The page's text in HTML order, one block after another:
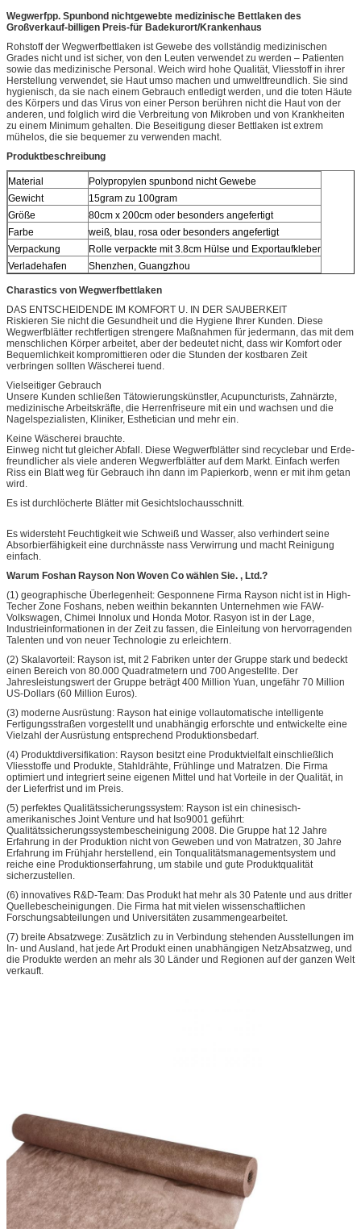
Wegwerfpp. Spunbond nichtgewebte medizinische Bettlaken des
Großverkauf-billigen Preis-für Badekurort/Krankenhaus
Rohstoff der Wegwerfbettlaken ist Gewebe des vollständig medizinischen
Grades nicht und ist sicher, von den Leuten verwendet zu werden – Patienten
sowie das medizinische Personal. Weich wird hohe Qualität, Vliesstoff in ihrer
Herstellung verwendet, sie Haut umso machen und umweltfreundlich. Sie sind
hygienisch, da sie nach einem Gebrauch entledigt werden, und die toten Häute
des Körpers und das Virus von einer Person berühren nicht die Haut von der
anderen, und folglich wird die Verbreitung von Mikroben und von Krankheiten
zu einem Minimum gehalten. Die Beseitigung dieser Bettlaken ist extrem
mühelos, die sie bequemer zu verwenden macht.
Produktbeschreibung
Material
Polypropylen spunbond nicht Gewebe
Gewicht
15gram zu 100gram
Größe
80cm x 200cm oder besonders angefertigt
Farbe
weiß, blau, rosa oder besonders angefertigt
Verpackung
Rolle verpackte mit 3.8cm Hülse und Exportaufkleber
Verladehafen
Shenzhen, Guangzhou
Charastics von Wegwerfbettlaken
DAS ENTSCHEIDENDE IM KOMFORT U. IN DER SAUBERKEIT
Riskieren Sie nicht die Gesundheit und die Hygiene Ihrer Kunden. Diese
Wegwerfblätter rechtfertigen strengere Maßnahmen für jedermann, das mit dem
menschlichen Körper arbeitet, aber der bedeutet nicht, dass wir Komfort oder
Bequemlichkeit kompromittieren oder die Stunden der kostbaren Zeit
verbringen sollten Wäscherei tuend.
Vielseitiger Gebrauch
Unsere Kunden schließen Tätowierungskünstler, Acupuncturists, Zahnärzte,
medizinische Arbeitskräfte, die Herrenfriseure mit ein und wachsen und die
Nagelspezialisten, Kliniker, Esthetician und mehr ein.
Keine Wäscherei brauchte.
Einweg nicht tut gleicher Abfall. Diese Wegwerfblätter sind recyclebar und Erde-
freundlicher als viele anderen Wegwerfblätter auf dem Markt. Einfach werfen
Riss ein Blatt weg für Gebrauch ihn dann im Papierkorb, wenn er mit ihm getan
wird.
Es ist durchlöcherte Blätter mit Gesichtslochausschnitt.
Es widersteht Feuchtigkeit wie Schweiß und Wasser, also verhindert seine
Absorbierfähigkeit eine durchnässte nass Verwirrung und macht Reinigung
einfach.
Warum Foshan Rayson Non Woven Co wählen Sie. , Ltd.?
(1) geographische Überlegenheit: Gesponnene Firma Rayson nicht ist in High-
Techer Zone Foshans, neben weithin bekannten Unternehmen wie FAW-
Volkswagen, Chimei Innolux und Honda Motor. Rasyon ist in der Lage,
Industrieinformationen in der Zeit zu fassen, die Einleitung von hervorragenden
Talenten und von neuer Technologie zu erleichtern.
(2) Skalavorteil: Rayson ist, mit 2 Fabriken unter der Gruppe stark und bedeckt
einen Bereich von 80.000 Quadratmetern und 700 Angestellte. Der
Jahresleistungswert der Gruppe beträgt 400 Million Yuan, ungefähr 70 Million
US-Dollars (60 Million Euros).
(3) moderne Ausrüstung: Rayson hat einige vollautomatische intelligente
Fertigungsstraßen vorgestellt und unabhängig erforschte und entwickelte eine
Vielzahl der Ausrüstung entsprechend Produktionsbedarf.
(4) Produktdiversifikation: Rayson besitzt eine Produktvielfalt einschließlich
Vliesstoffe und Produkte, Stahldrähte, Frühlinge und Matratzen. Die Firma
optimiert und integriert seine eigenen Mittel und hat Vorteile in der Qualität, in
der Lieferfrist und im Preis.
(5) perfektes Qualitätssicherungssystem: Rayson ist ein chinesisch-
amerikanisches Joint Venture und hat Iso9001 geführt:
Qualitätssicherungssystembescheinigung 2008. Die Gruppe hat 12 Jahre
Erfahrung in der Produktion nicht von Geweben und von Matratzen, 30 Jahre
Erfahrung im Frühjahr herstellend, ein Tonqualitätsmanagementsystem und
reiche eine Produktionserfahrung, um stabile und gute Produktqualität
sicherzustellen.
(6) innovatives R&D-Team: Das Produkt hat mehr als 30 Patente und aus dritter
Quellebescheinigungen. Die Firma hat mit vielen wissenschaftlichen
Forschungsabteilungen und Universitäten zusammengearbeitet.
(7) breite Absatzwege: Zusätzlich zu in Verbindung stehenden Ausstellungen im
In- und Ausland, hat jede Art Produkt einen unabhängigen NetzAbsatzweg, und
die Produkte werden an mehr als 30 Länder und Regionen auf der ganzen Welt
verkauft.